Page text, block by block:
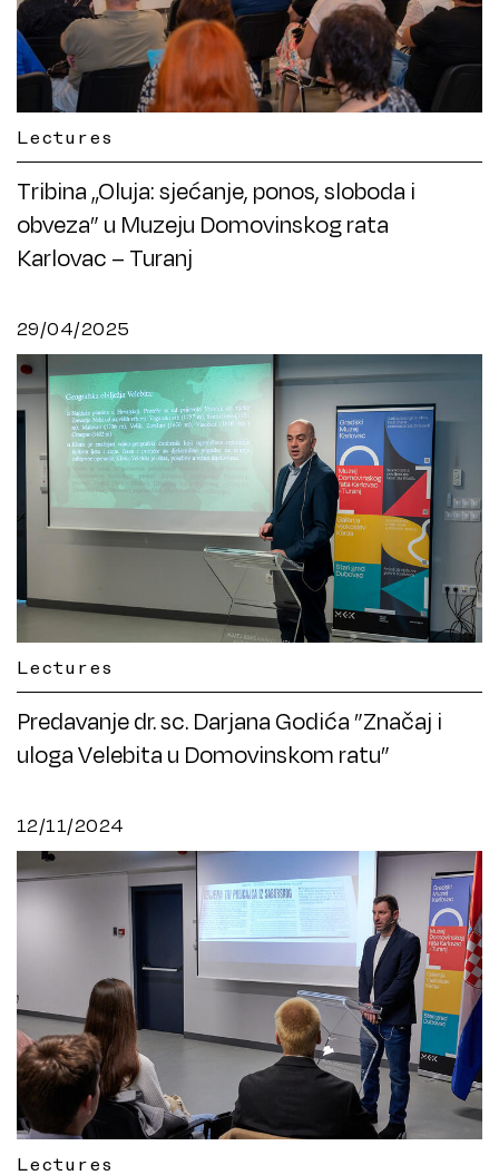
Lectures
Tribina „Oluja: sjećanje, ponos, sloboda i
obveza” u Muzeju Domovinskog rata
Karlovac – Turanj
29/04/2025
Lectures
Predavanje dr. sc. Darjana Godića ”Značaj i
uloga Velebita u Domovinskom ratu”
12/11/2024
Lectures